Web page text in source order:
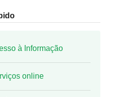
à Informação
online